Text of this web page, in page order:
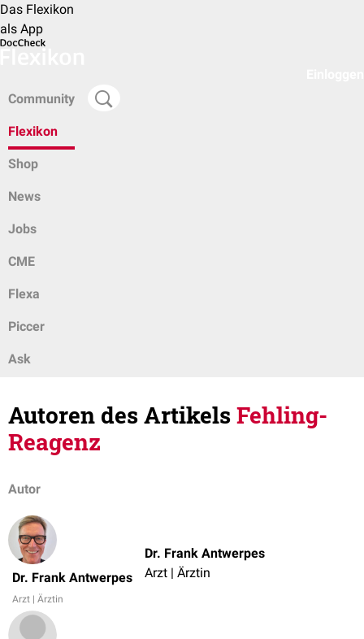
Das Flexikon
als App
Community
Flexikon
Shop
News
Jobs
CME
Flexa
Piccer
Ask
Autoren des ArtikelsFehling-
Reagenz
Autor
Dr. Frank Antwerpes
Arzt | Ärztin
Dr. Frank Antwerpes
Arzt | Ärztin